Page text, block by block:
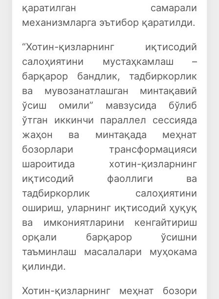
қаратилган самарали
механизмларга эътибор қаратилди.
“Хотин-қизларнинг иқтисодий
салоҳиятини мустаҳкамлаш –
барқарор бандлик, тадбиркорлик
ва мувозанатлашган минтақавий
ўсиш омили” мавзусида бўлиб
ўтган иккинчи параллел сессияда
жаҳон ва минтақада меҳнат
бозорлари трансформацияси
шароитида хотин-қизларнинг
иқтисодий фаоллиги ва
тадбиркорлик салоҳиятини
ошириш, уларнинг иқтисодий ҳуқуқ
ва имкониятларини кенгайтириш
орқали барқарор ўсишни
таъминлаш масалалари муҳокама
қилинди.
Хотин-қизларнинг меҳнат бозори